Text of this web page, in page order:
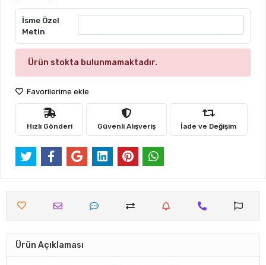
İsme Özel
Metin
Ürün stokta bulunmamaktadır.
Favorilerime ekle
Hızlı Gönderi Güvenli Alışveriş İade ve Değişim
Ürün Açıklaması